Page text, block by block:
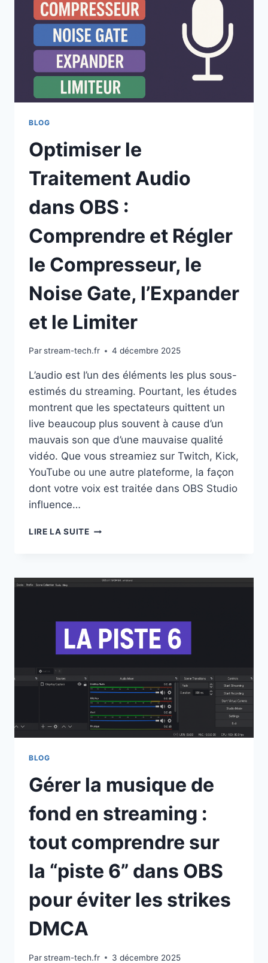
MEILLEUR
CHOIX
POUR
LES
STREAMERS
?
BLOG
Optimiser le
Traitement Audio
dans OBS :
Comprendre et Régler
le Compresseur, le
Noise Gate, l’Expander
et le Limiter
Parstream-tech.fr 4 décembre 2025
L’audio est l’un des éléments les plus sous-
estimés du streaming. Pourtant, les études
montrent que les spectateurs quittent un
live beaucoup plus souvent à cause d’un
mauvais son que d’une mauvaise qualité
vidéo. Que vous streamiez sur Twitch, Kick,
YouTube ou une autre plateforme, la façon
dont votre voix est traitée dans OBS Studio
influence…
LIRE LA SUITEOPTIMISER
DANS
ET
RÉGLER
LE
LE
NOISE
GATE,
L’EXPANDER
ET
BLOG
Gérer la musique de
fond en streaming :
tout comprendre sur
la “piste 6” dans OBS
pour éviter les strikes
DMCA
Parstream-tech.fr 3 décembre 2025